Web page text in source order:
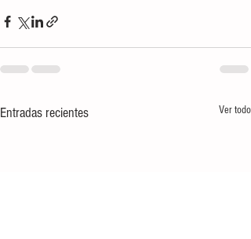
Entradas recientes Ver todo